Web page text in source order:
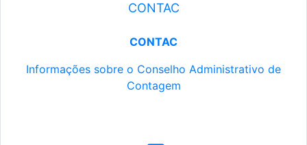
CONTAC
CONTAC
Informações sobre o Conselho Administrativo de
Contagem